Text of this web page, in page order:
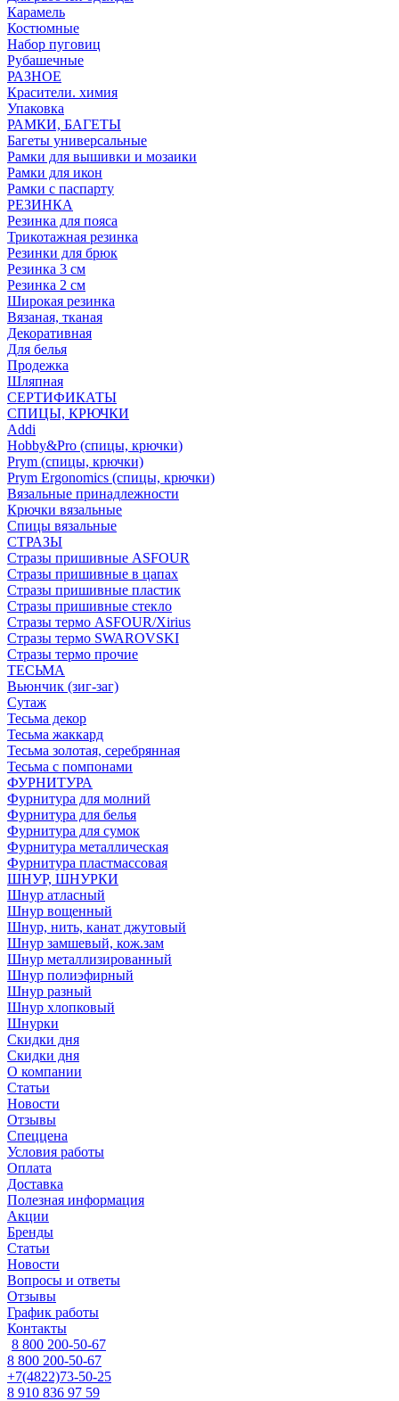
Карамель
Костюмные
Набор пуговиц
Рубашечные
РАЗНОЕ
Красители. химия
Упаковка
РАМКИ, БАГЕТЫ
Багеты универсальные
Рамки для вышивки и мозаики
Рамки для икон
Рамки с паспарту
РЕЗИНКА
Резинка для пояса
Трикотажная резинка
Резинки для брюк
Резинка 3 см
Резинка 2 см
Широкая резинка
Вязаная, тканая
Декоративная
Для белья
Продежка
Шляпная
СЕРТИФИКАТЫ
СПИЦЫ, КРЮЧКИ
Addi
Hobby&Pro (спицы, крючки)
Prym (спицы, крючки)
Prym Ergonomics (спицы, крючки)
Вязальные принадлежности
Крючки вязальные
Спицы вязальные
СТРАЗЫ
Стразы пришивные ASFOUR
Стразы пришивные в цапах
Стразы пришивные пластик
Стразы пришивные стекло
Стразы термо ASFOUR/Xirius
Стразы термо SWAROVSKI
Стразы термо прочие
ТЕСЬМА
Вьюнчик (зиг-заг)
Сутаж
Тесьма декор
Тесьма жаккард
Тесьма золотая, серебрянная
Тесьма с помпонами
ФУРНИТУРА
Фурнитура для молний
Фурнитура для белья
Фурнитура для сумок
Фурнитура металлическая
Фурнитура пластмассовая
ШНУР, ШНУРКИ
Шнур атласный
Шнур вощенный
Шнур, нить, канат джутовый
Шнур замшевый, кож.зам
Шнур металлизированный
Шнур полиэфирный
Шнур разный
Шнур хлопковый
Шнурки
Скидки дня
Скидки дня
О компании
Статьи
Новости
Отзывы
Спеццена
Условия работы
Оплата
Доставка
Полезная информация
Акции
Бренды
Статьи
Новости
Вопросы и ответы
Отзывы
График работы
Контакты
8 800 200-50-67
8 800 200-50-67
+7(4822)73-50-25
8 910 836 97 59